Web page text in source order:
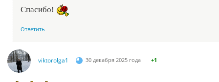
Спасибо!
Ответить
viktorolga1 30 декабря 2025 года +1